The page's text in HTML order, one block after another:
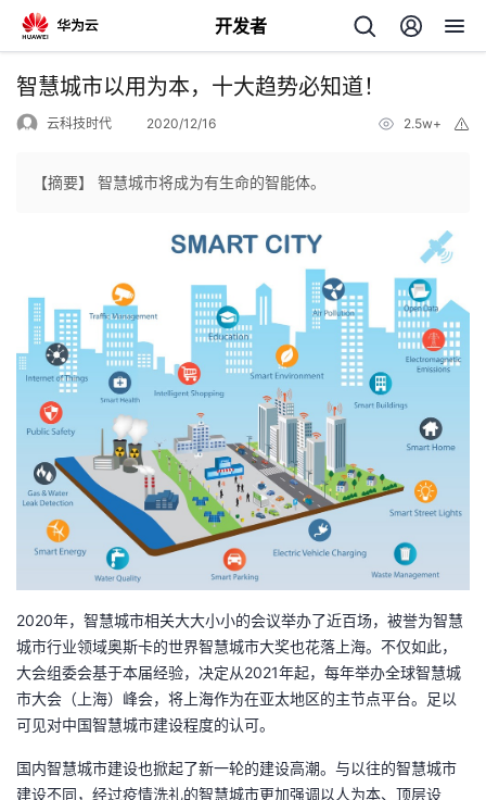
开发者
返
人
页
我
开
发
的
博
客
我
的
论
坛
我
的
圈
我
的
我
智慧城市以用为本，十大趋势必知道！
云科技时代 2020/12/16 2.5w+
【摘要】 智慧城市将成为有生命的智能体。
2020年，智慧城市相关大大小小的会议举办了近百场，被誉为智慧
城市行业领域奥斯卡的世界智慧城市大奖也花落上海。不仅如此，
大会组委会基于本届经验，决定从2021年起，每年举办全球智慧城
市大会（上海）峰会，将上海作为在亚太地区的主节点平台。足以
可见对中国智慧城市建设程度的认可。
国内智慧城市建设也掀起了新一轮的建设高潮。与以往的智慧城市
建设不同，经过疫情洗礼的智慧城市更加强调以人为本、顶层设